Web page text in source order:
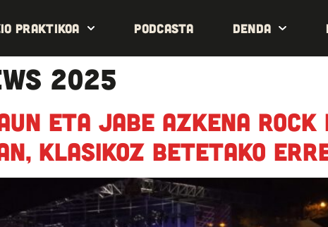
praktikoa Podcasta Denda
2025
eta jabe Azkena
klasikoz betetako